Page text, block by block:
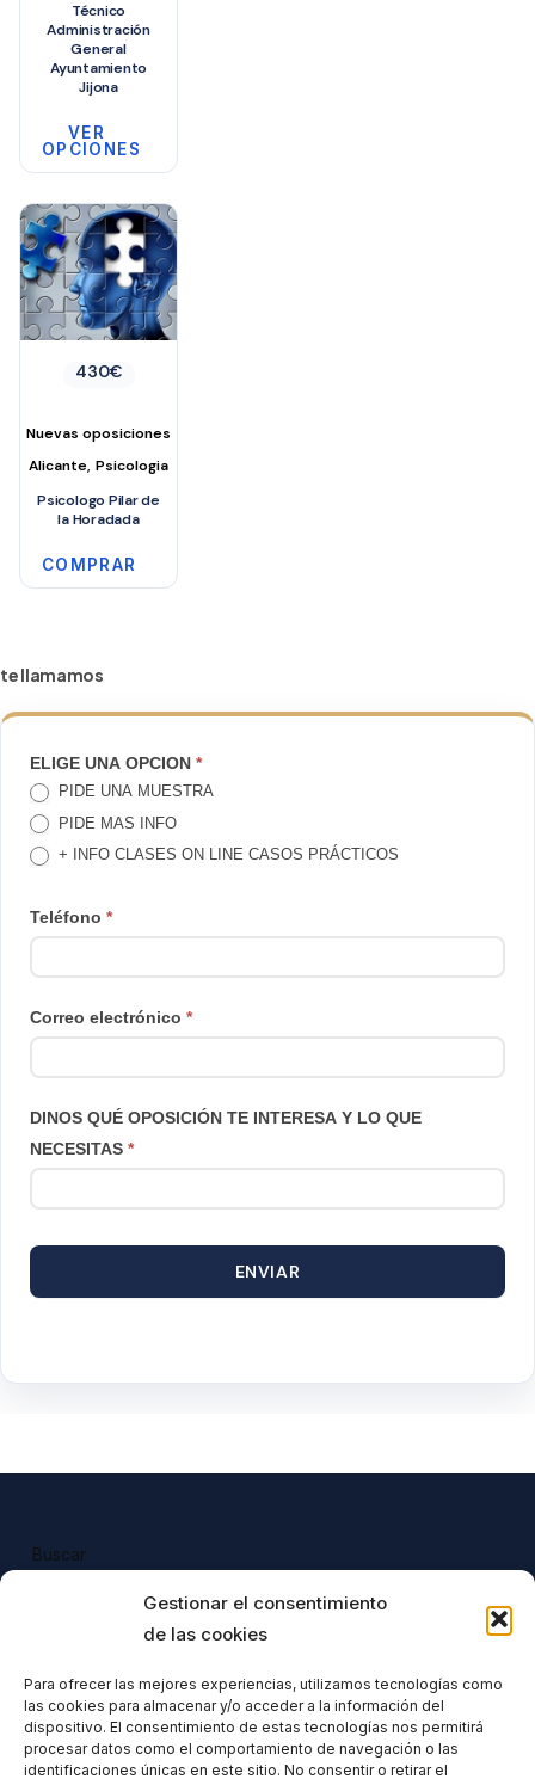
Gestionar el consentimiento
de las cookies
Para ofrecer las mejores experiencias, utilizamos tecnologías como
las cookies para almacenar y/o acceder a la información del
dispositivo. El consentimiento de estas tecnologías nos permitirá
procesar datos como el comportamiento de navegación o las
identificaciones únicas en este sitio. No consentir o retirar el
Técnico
Administración
General
Ayuntamiento
Jijona
VER
OPCIONES
producto
tiene
múltiples
variantes.
Las
opciones
pueden
elegir
en
la
página
de
430€
Nuevas oposiciones
Alicante,Psicologia
Psicologo Pilar de
la Horadada
COMPRAR
te llamamos
TE
LLAMAMOS
ELIGE UNA OPCION *
PIDE UNA MUESTRA
PIDE MAS INFO
+ INFO CLASES ON LINE CASOS PRÁCTICOS
Teléfono *
Correo electrónico *
DINOS QUÉ OPOSICIÓN TE INTERESA Y LO QUE
NECESITAS *
ENVIAR
Buscar
Todos nuestros productos tienen
incluido el IVA en su precio.